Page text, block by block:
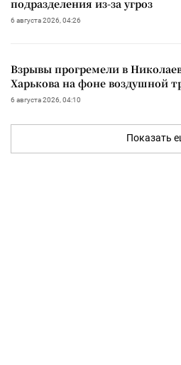
подразделения из-за угроз
6 августа 2026, 04:26
Взрывы прогремели в
Харькова на фоне воздушной
6 августа 2026, 04:10
Показать